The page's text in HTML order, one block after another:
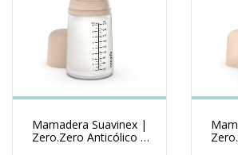
Mamadera Suavinex |
Zero.Zero Anticólico |